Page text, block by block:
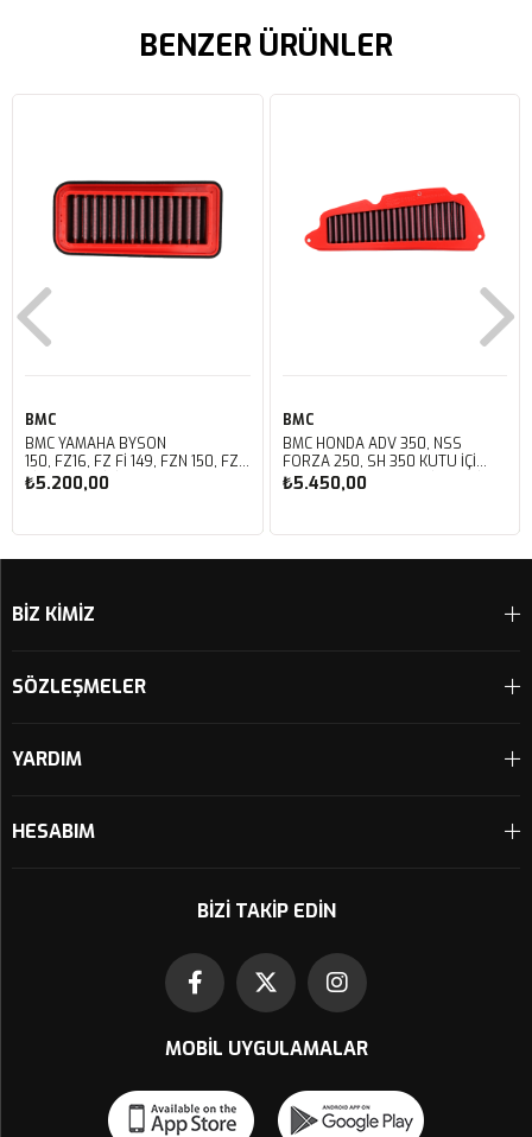
BENZER ÜRÜNLER
BMC
BMC YAMAHA BYSON
150, FZ16, FZ FI 149, FZN 150, FZS
FI V3 KUTU İÇİ PERFORMANS
HAVA FİLTRESİ FM01147
₺5.200,00
BMC
BMC HONDA ADV 350, NSS
FORZA 250, SH 350 KUTU İÇİ
PERFORMANS HAVA FİLTRESİ
₺5.450,00
BİZ KİMİZ
SÖZLEŞMELER
YARDIM
HESABIM
BIZI TAKIP EDIN
MOBIL UYGULAMALAR